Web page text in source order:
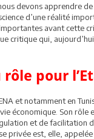
devons apprendre de
d’une réalité
avant cette
critique qui,
pour
et notamment en
économique. Son rôle
et de facilitation
privée est, elle,